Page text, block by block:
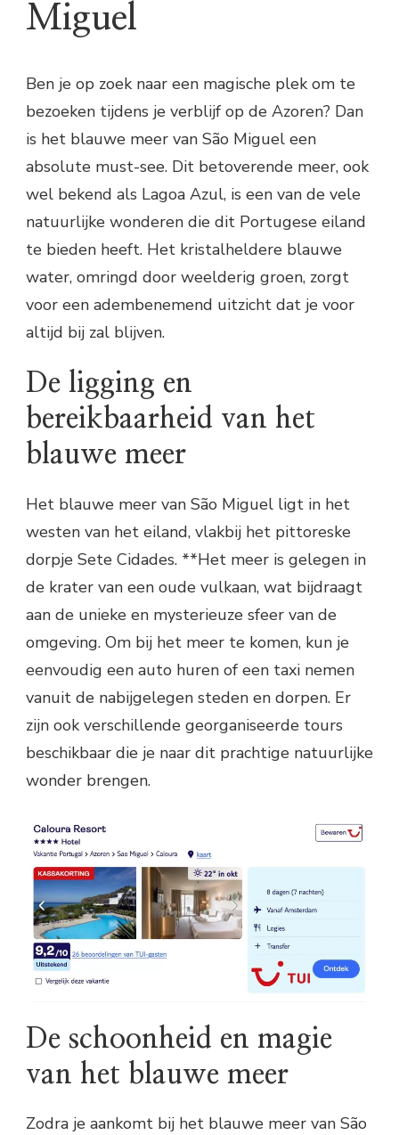
Miguel
Ben je op zoek naar een magische plek om te
bezoeken tijdens je verblijf op de Azoren? Dan
is het blauwe meer van São Miguel een
absolute must-see. Dit betoverende meer, ook
wel bekend als Lagoa Azul, is een van de vele
natuurlijke wonderen die dit Portugese eiland
te bieden heeft. Het kristalheldere blauwe
water, omringd door weelderig groen, zorgt
voor een adembenemend uitzicht dat je voor
altijd bij zal blijven.
De ligging en
bereikbaarheid van het
blauwe meer
Het blauwe meer van São Miguel ligt in het
westen van het eiland, vlakbij het pittoreske
dorpje Sete Cidades. **Het meer is gelegen in
de krater van een oude vulkaan, wat bijdraagt
aan de unieke en mysterieuze sfeer van de
omgeving. Om bij het meer te komen, kun je
eenvoudig een auto huren of een taxi nemen
vanuit de nabijgelegen steden en dorpen. Er
zijn ook verschillende georganiseerde tours
beschikbaar die je naar dit prachtige natuurlijke
wonder brengen.
De schoonheid en magie
van het blauwe meer
Zodra je aankomt bij het blauwe meer van São